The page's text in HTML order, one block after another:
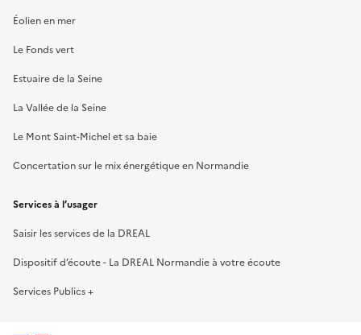
Éolien en mer
Le Fonds vert
Estuaire de la Seine
La Vallée de la Seine
Le Mont Saint-Michel et sa baie
Concertation sur le mix énergétique en Normandie
Services à l’usager
Saisir les services de la DREAL
Dispositif d’écoute - La DREAL Normandie à votre écoute
Services Publics +